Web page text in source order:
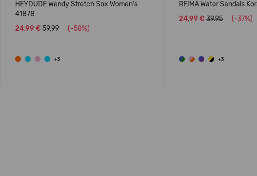
HEYDUDE Wendy Stretch Sox Women's
41878
24,99 € 59.99 (-58%)
+3
REIMA Water Sandals
24,99 € 39.95 (-37%)
+3